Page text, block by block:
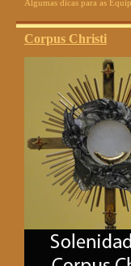
Algumas dicas para as
Corpus Christi